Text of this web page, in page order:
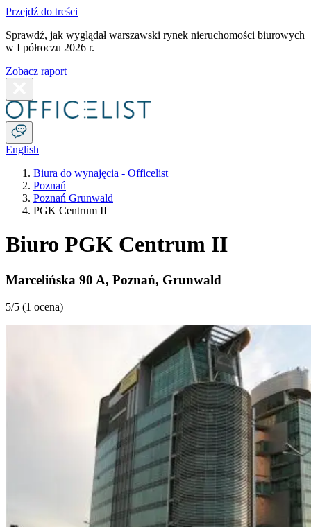
Przejdź do treści
Sprawdź, jak wyglądał warszawski rynek nieruchomości biurowych
w I półroczu 2026 r.
Zobacz raport
English
Biura do wynajęcia - Officelist
Poznań
Poznań Grunwald
PGK Centrum II
Biuro PGK Centrum II
Marcelińska 90 A, Poznań, Grunwald
5/5 (1 ocena)